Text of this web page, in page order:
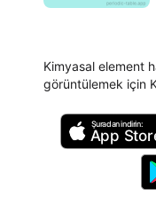
Kimyasal element
görüntülemek için
Şuradan indirin:
App